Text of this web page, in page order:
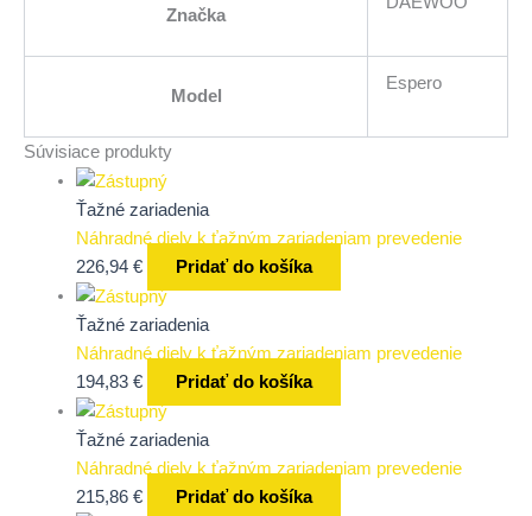
Značka
Model
Espero
Súvisiace produkty
Ťažné zariadenia
Náhradné diely k ťažným zariadeniam prevedenie
226,94 € Pridať do košíka
Ťažné zariadenia
Náhradné diely k ťažným zariadeniam prevedenie
194,83 € Pridať do košíka
Ťažné zariadenia
Náhradné diely k ťažným zariadeniam prevedenie
215,86 € Pridať do košíka